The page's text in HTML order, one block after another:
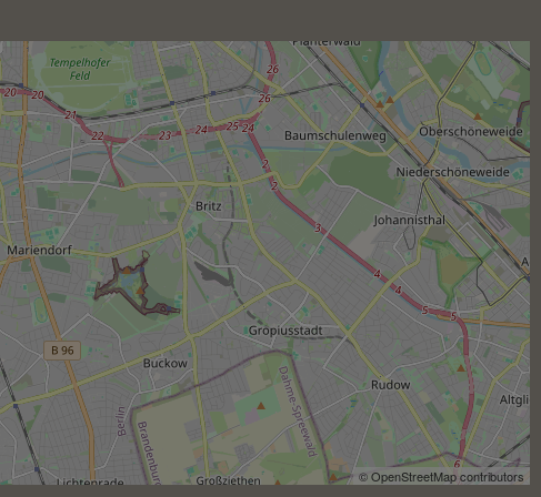
Behandlung.
Auch das gesamte
Praxisteam ist sehr
freundlich und kompetent.
Besonders hervorheben
möchte ich die Dame am
Empfang, die immer herzlich
und hilfsbereit ist. Die
Atmosphäre in der Praxis ist
angenehm und
sympathisch, man fühlt sich
gut aufgehoben.
Vielen Dank an Frau
Kolberg und ihr Team für
die tolle Betreuung –
absolute Empfehlung!
© OpenStreetMap contributors